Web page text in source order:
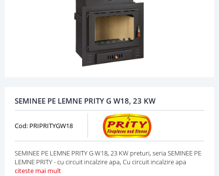
SEMINEE PE LEMNE PRITY G W18, 23 KW
Cod: PRIPRITYGW18
SEMINEE PE LEMNE PRITY G W18, 23 KW preturi, seria SEMINEE PE
LEMNE PRITY - cu circuit incalzire apa, Cu circuit incalzire apa
citeste mai mult